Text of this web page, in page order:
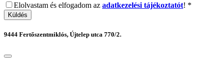
Elolvastam és elfogadom az adatkezelési tájékoztatót! *
9444 Fertőszentmiklós, Újtelep utca 770/2.